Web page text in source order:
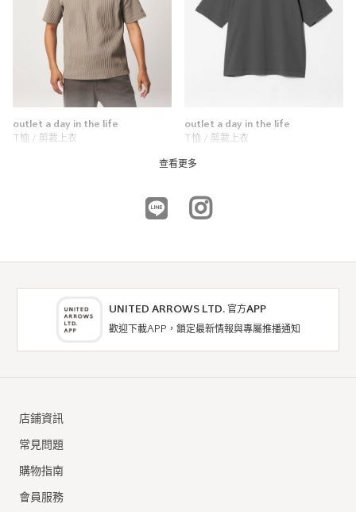
outlet a day in the life
T恤 / 剪裁上衣
outlet a day in the life
T恤 / 剪裁上衣
NTD1,590
NTD1,431
查看更多
UNITED ARROWS LTD. 官方APP
歡迎下載APP，鎖定最新情報與專屬推播通知
店鋪資訊
常見問題
購物指南
會員服務